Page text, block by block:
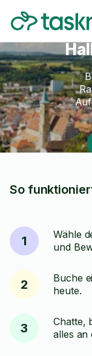
So
1
Wähle
und
2
Buche
heute.
3
Chatte,
alles an